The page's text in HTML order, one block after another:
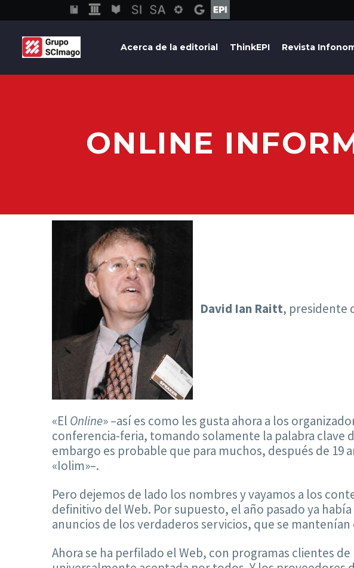
Acerca de la editorial ThinkEPI Revista
ONLINE
David Ian Raitt, presidente
«El Online» –así es como les gusta ahora a los
conferencia-feria, tomando solamente la palabra clave
embargo es probable que para muchos, después de
«Iolim»–.
Pero dejemos de lado los nombres y vayamos a los
definitivo del Web. Por supuesto, el año pasado ya
anuncios de los verdaderos servicios, que se
Ahora se ha perfilado el Web, con programas clientes de